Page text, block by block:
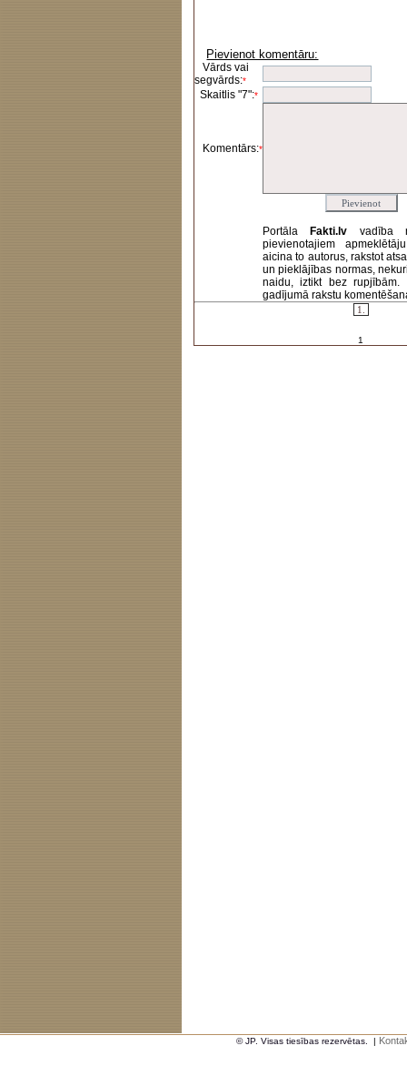
Pievienot komentāru:
Vārds vai
segvārds:*
Skaitlis "7":*
Komentārs:*
Portāla Fakti.lv vadība
pievienotajiem
aicina to autorus, rakstot
un pieklājības normas,
naidu, iztikt bez rupjībām.
gadījumā rakstu
1.
1
© JP. Visas tiesības rezervētas. |